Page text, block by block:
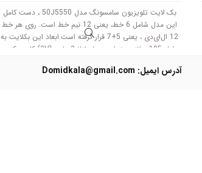
بک لایت تلویزیون سامسونگ مدل 50J5550 ، دست کامل
این مدل شامل 6 خط، یعنی 12 نیم خط است. روی هر خط
12 ال‌ای‌دی ، یعنی 5+7 قرار گرفته است.ابعاد این بکلایت به
طول 105 سانتی متر است .با ولتاژ 3 ولت (3V) کار می‌کنند.
آدرس ایمیل: Domidkala@gmail.com